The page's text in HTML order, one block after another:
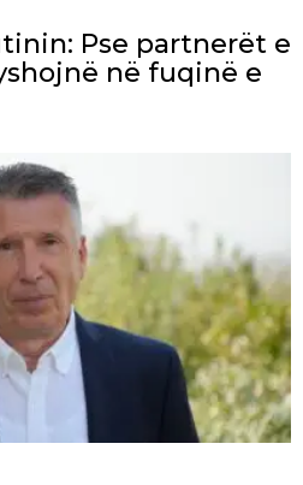
Pse partnerët e
në fuqinë e